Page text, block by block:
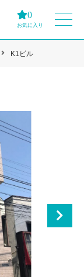
0
お気に入り
K1ビル